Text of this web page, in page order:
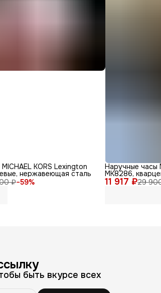
₽−59%
KORS Lexington
нержавеющая сталь
11 917 ₽29
Наручные часы
MK8286,
циферблат
быть вкурсе всех